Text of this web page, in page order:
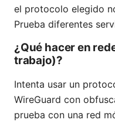
el protocolo elegido
Prueba diferentes
¿Qué hacer en
trabajo)?
Intenta usar un
WireGuard con
prueba con una red